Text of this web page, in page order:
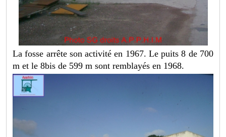
La fosse arrête son activité en 1967. Le puits 8 de 700
m et le 8bis de 599 m sont remblayés en 1968.